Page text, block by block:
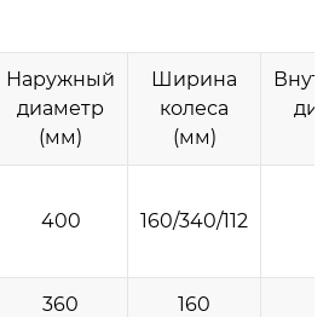
Наружный
диаметр
(мм)
Ширина
колеса
(мм)
400 160/340/112
360 160